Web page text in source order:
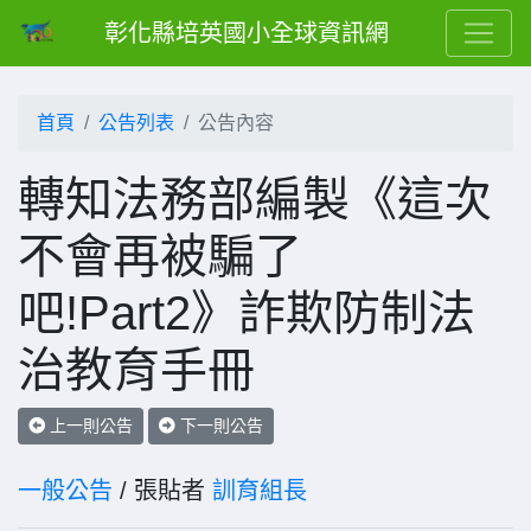
彰化縣培英國小全球資訊網
首頁 公告列表 公告內容
轉知法務部編製《這次
不會再被騙了
吧!Part2》詐欺防制法
治教育手冊
上一則公告 下一則公告
一般公告 / 張貼者 訓育組長